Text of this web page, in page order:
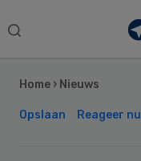
Search
Home › Nieuws
Opslaan Reageer nu
Sidebar